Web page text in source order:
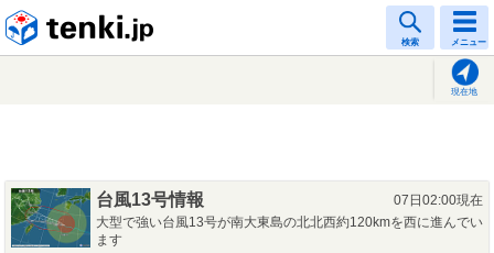
検索 メニュー
現在地
台風13号情報
07日02:00現在
大型で強い台風13号が南大東島の北北西約120kmを西に進んでい
ます